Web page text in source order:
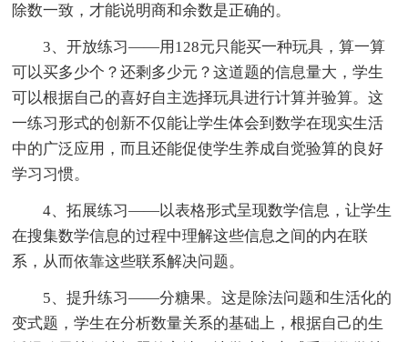
除数一致，才能说明商和余数是正确的。
3、开放练习——用128元只能买一种玩具，算一算
可以买多少个？还剩多少元？这道题的信息量大，学生
可以根据自己的喜好自主选择玩具进行计算并验算。这
一练习形式的创新不仅能让学生体会到数学在现实生活
中的广泛应用，而且还能促使学生养成自觉验算的良好
学习习惯。
4、拓展练习——以表格形式呈现数学信息，让学生
在搜集数学信息的过程中理解这些信息之间的内在联
系，从而依靠这些联系解决问题。
5、提升练习——分糖果。这是除法问题和生活化的
变式题，学生在分析数量关系的基础上，根据自己的生